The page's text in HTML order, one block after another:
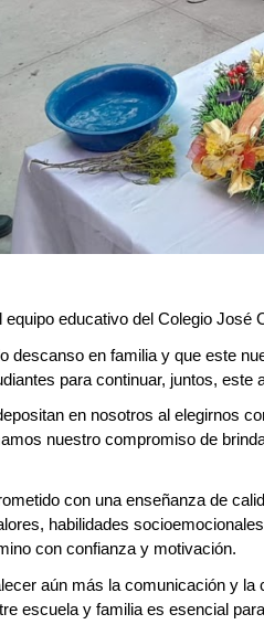
educativo del Colegio
descanso en familia y que este
para continuar, juntos,
en nosotros al elegirnos
nuestro compromiso de
con una enseñanza de
habilidades
con confianza y motivación.
aún más la comunicación y
escuela y familia es esencial